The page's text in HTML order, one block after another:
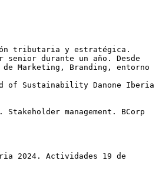
tributaria y estratégica.
senior durante un año. Desde
Marketing, Branding, entorno
of Sustainability Danone Iberia
management. BCorp
2024. Actividades 19 de